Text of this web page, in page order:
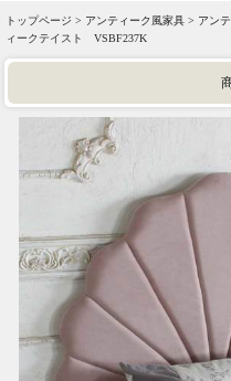
トップページ > アンティーク風家具 > アン
ィークテイスト VSBF237K